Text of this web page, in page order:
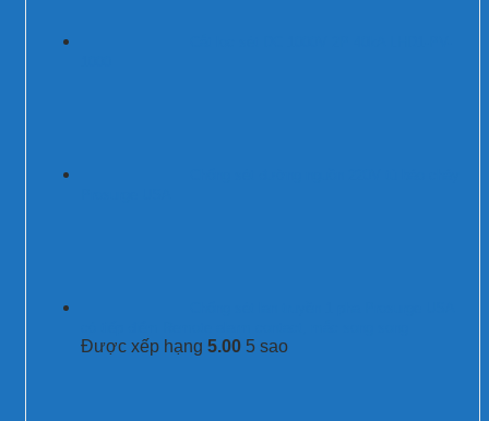
Được xếp hạng 5.00 5 sao